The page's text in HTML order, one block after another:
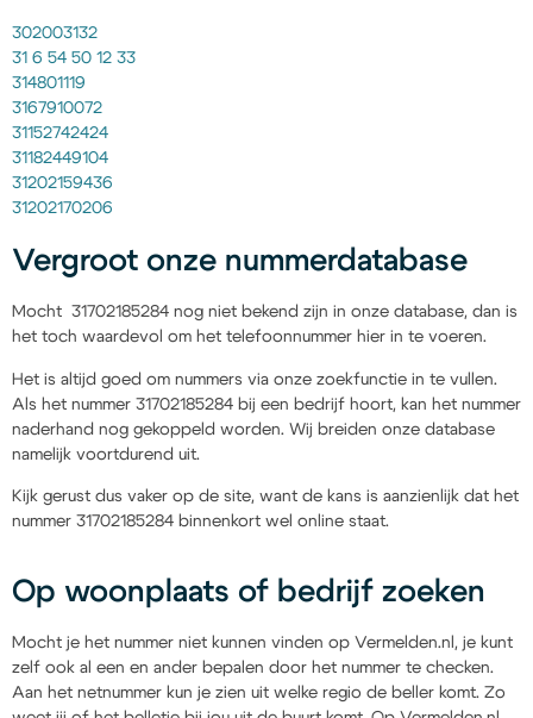
302003132
31 6 54 50 12 33
314801119
3167910072
31152742424
31182449104
31202159436
31202170206
Vergroot onze nummerdatabase
Mocht 31702185284 nog niet bekend zijn in onze database, dan is
het toch waardevol om het telefoonnummer hier in te voeren.
Het is altijd goed om nummers via onze zoekfunctie in te vullen.
Als het nummer 31702185284 bij een bedrijf hoort, kan het nummer
naderhand nog gekoppeld worden. Wij breiden onze database
namelijk voortdurend uit.
Kijk gerust dus vaker op de site, want de kans is aanzienlijk dat het
nummer 31702185284 binnenkort wel online staat.
Op woonplaats of bedrijf zoeken
Mocht je het nummer niet kunnen vinden op Vermelden.nl, je kunt
zelf ook al een en ander bepalen door het nummer te checken.
Aan het netnummer kun je zien uit welke regio de beller komt. Zo